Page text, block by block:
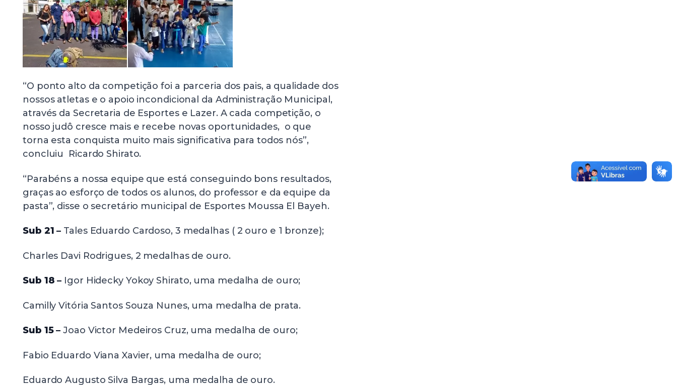
“O ponto alto da competição foi a parceria dos pais, a qualidade dos
nossos atletas e o apoio incondicional da Administração Municipal,
através da Secretaria de Esportes e Lazer. A cada competição, o
nosso judô cresce mais e recebe novas oportunidades, o que
torna esta conquista muito mais significativa para todos nós”,
concluiu Ricardo Shirato.
“Parabéns a nossa equipe que está conseguindo bons resultados,
graças ao esforço de todos os alunos, do professor e da equipe da
pasta”, disse o secretário municipal de Esportes Moussa El Bayeh.
Sub 21 – Tales Eduardo Cardoso, 3 medalhas ( 2 ouro e 1 bronze);
Charles Davi Rodrigues, 2 medalhas de ouro.
Sub 18 – Igor Hidecky Yokoy Shirato, uma medalha de ouro;
Camilly Vitória Santos Souza Nunes, uma medalha de prata.
Sub 15 –Joao Victor Medeiros Cruz, uma medalha de ouro;
Fabio Eduardo Viana Xavier, uma medalha de ouro;
Eduardo Augusto Silva Bargas, uma medalha de ouro.